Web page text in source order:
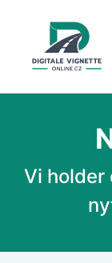
Sjekk
Om oss
Norsk
Vi holder